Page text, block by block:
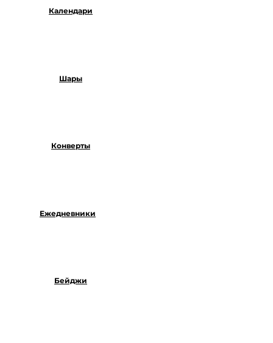
Календари
Шары
Конверты
Ежедневники
Бейджи